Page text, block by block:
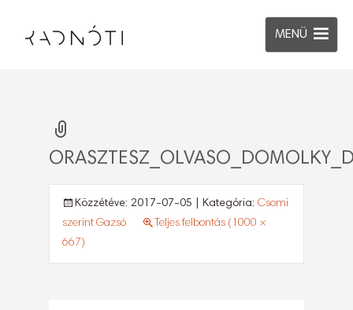
MENÜ
Közzétéve: 2017-07-05 | Kategória: Csomi
szerint Gazsó
Teljes felbontás (1000 ×
667)